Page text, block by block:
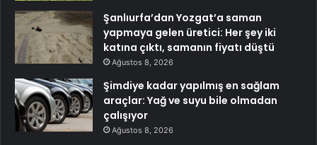
Şanlıurfa’dan Yozgat’a saman
yapmaya gelen üretici: Her şey iki
katına çıktı, samanın fiyatı düştü
Ağustos 8, 2026
Şimdiye kadar yapılmış en sağlam
araçlar: Yağ ve suyu bile olmadan
çalışıyor
Ağustos 8, 2026